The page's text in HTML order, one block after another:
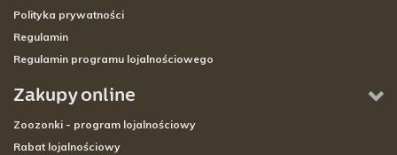
Polityka prywatności
Regulamin
Regulamin programu lojalnościowego
Zakupy online
Zoozonki - program lojalnościowy
Rabat lojalnościowy